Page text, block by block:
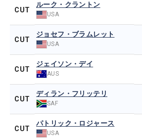
CUT
ルーク・クラントン
USA
CUT
ジョセフ・ブラムレット
USA
CUT
ジェイソン・デイ
AUS
CUT
ディラン・フリッテリ
SAF
CUT
パトリック・ロジャース
USA